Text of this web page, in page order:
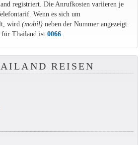
registriert. Die Anrufkosten variieren je
Wenn es sich um
wird (mobil)neben der Nummer angezeigt.
für Thailand ist 0066.
REISEN